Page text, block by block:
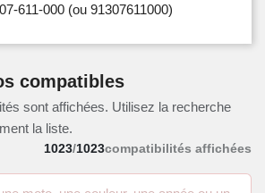
611-000 (ou 91307611000)
compatibles
sont affichées. Utilisez la recherche
la liste.
1023/1023compatibilités affichées